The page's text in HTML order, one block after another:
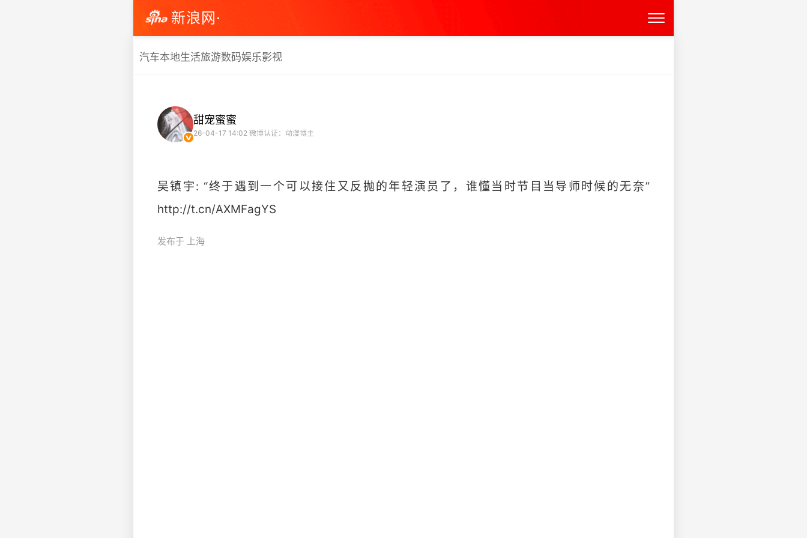
新浪网·
汽车本地生活旅游数码娱乐影视
甜宠蜜蜜
26-04-17 14:02 微博认证：动漫博主
吴镇宇: “终于遇到一个可以接住又反抛的年轻演员了，谁懂当时节目当导师时候的无奈”
http://t.cn/AXMFagYS ​
发布于 上海